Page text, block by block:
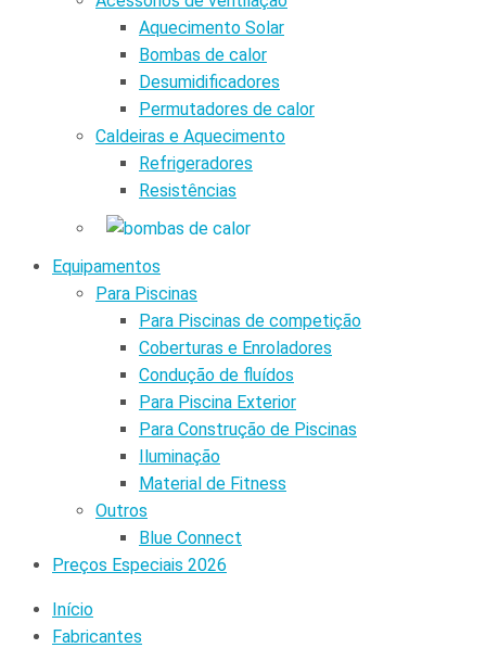
Aquecimento Solar
Bombas de calor
Desumidificadores
Permutadores de calor
Caldeiras e Aquecimento
Refrigeradores
Resistências
Equipamentos
Para Piscinas
Para Piscinas de competição
Coberturas e Enroladores
Condução de fluídos
Para Piscina Exterior
Para Construção de Piscinas
Iluminação
Material de Fitness
Outros
Blue Connect
Preços Especiais 2026
Início
Fabricantes